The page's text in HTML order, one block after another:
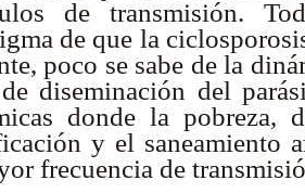
de transmisión.
de que la
poco se sabe de la
diseminación del
donde la pobreza,
y el saneamiento
frecuencia de